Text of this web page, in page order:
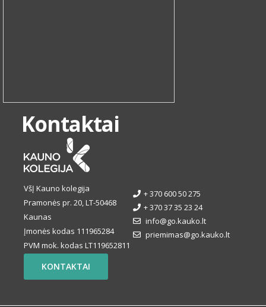
Kontaktai
VšĮ Kauno kolegija
Pramonės pr. 20, LT-50468
Kaunas
Įmonės kodas 111965284
PVM mok. kodas LT119652811
+ 370 600 50 275
+ 370 37 35 23 24
info@go.kauko.lt
priemimas@go.kauko.lt
KONTAKTAI